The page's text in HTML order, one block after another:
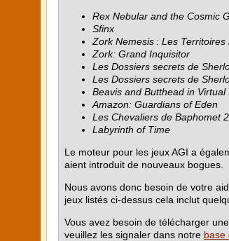
Rex Nebular and the Cosmic
Sfinx
Zork Nemesis : Les Territoires
Zork: Grand Inquisitor
Les Dossiers secrets de
Les Dossiers secrets de
Beavis and Butthead in Virtual
Amazon: Guardians of Eden
Les Chevaliers de Baphomet
Labyrinth of Time
Le moteur pour les jeux AGI a
aient introduit de nouveaux bogues.
Nous avons donc besoin de votre
jeux listés ci-dessus cela inclut
Vous avez besoin de télécharger
veuillez les signaler dans notre base